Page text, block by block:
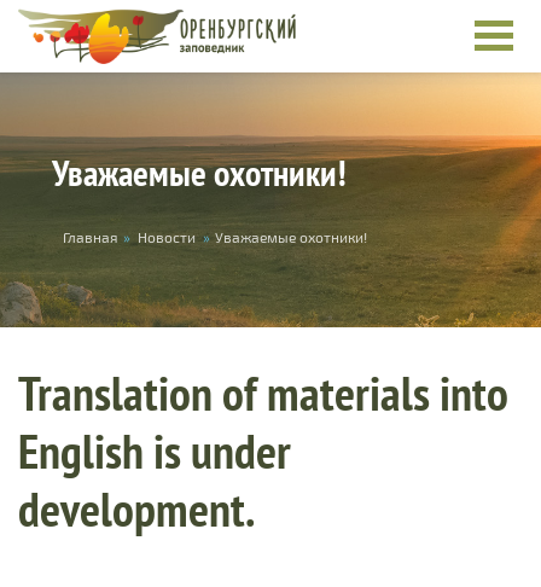
Skip to main content
Уважаемые охотники!
You are here
Главная » Новости » Уважаемые охотники!
Translation of materials into
English is under
development.